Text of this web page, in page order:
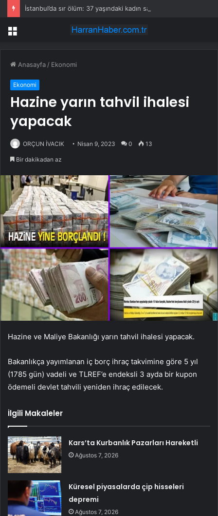
Menü
Anasayfa / Ekonomi
Ekonomi
Hazine yarın tahvil ihalesi
yapacak
ORÇUN İVACIK Nisan 9, 2023 0 13
Bir dakikadan az
Hazine ve Maliye Bakanlığı yarın tahvil ihalesi yapacak.
Bakanlıkça yayımlanan iç borç ihraç takvimine göre 5 yıl
(1785 gün) vadeli ve TLREF’e endeksli 3 ayda bir kupon
ödemeli devlet tahvili yeniden ihraç edilecek.
İlgili Makaleler
Kars’ta Kurbanlık Pazarları Hareketli
Ağustos 7, 2026
Küresel piyasalarda çip hisseleri
depremi
Ağustos 7, 2026